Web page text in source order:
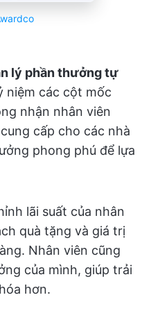
lý phần thưởng tự
niệm các cột mốc
nhận nhân viên
cấp cho các nhà
phong phú để lựa
lãi suất của nhân
quà tặng và giá trị
Nhân viên cũng
của mình, giúp trải
hơn.